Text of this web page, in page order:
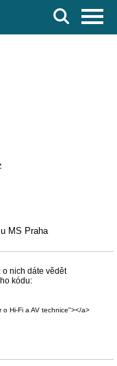
MS Praha
o nich dáte vědět
kódu:
o Hi-Fi a AV technice"></a>